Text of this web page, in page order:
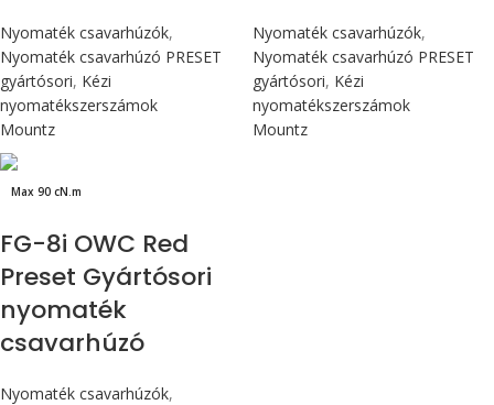
Nyomaték csavarhúzók,
Nyomaték csavarhúzó PRESET
gyártósori, Kézi
nyomatékszerszámok
Mountz
Nyomaték csavarhúzók,
Nyomaték csavarhúzó PRESET
gyártósori, Kézi
nyomatékszerszámok
Mountz
Max 90 cN.m
FG-8i OWC Red
Preset Gyártósori
nyomaték
csavarhúzó
Nyomaték csavarhúzók,